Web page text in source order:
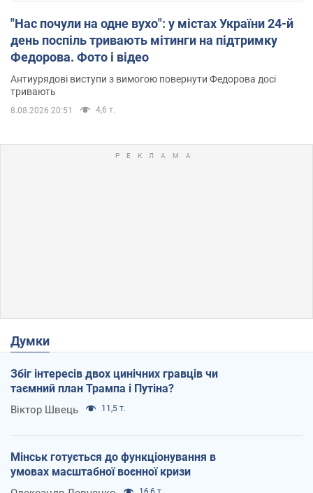
"Нас почули на одне вухо": у містах України 24-й
день поспіль тривають мітинги на підтримку
Федорова. Фото і відео
Антиурядові виступи з вимогою повернути Федорова досі
тривають
8.08.2026 20:51 4,6 т.
Думки
Збіг інтересів двох цинічних гравців чи
таємний план Трампа і Путіна?
Віктор Швець 11,5 т.
Мінськ готується до функціонування в
умовах масштабної воєнної кризи